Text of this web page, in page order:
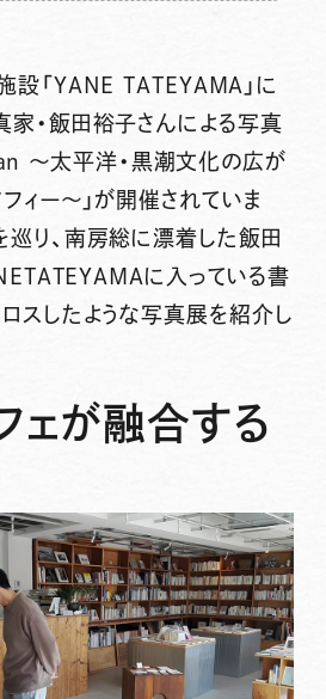
設「YANE TATEYAMA」に
家・飯田裕子さんによる写真
〜太平洋・黒潮文化の広が
ィー〜」が開催されていま
巡り、南房総に漂着した飯田
に入っている書
スしたような写真展を紹介し
ェが融合する